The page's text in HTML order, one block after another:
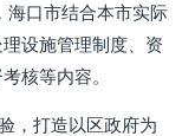
海口市结合本市实际
设施管理制度、资
核等内容。
，打造以区政府为